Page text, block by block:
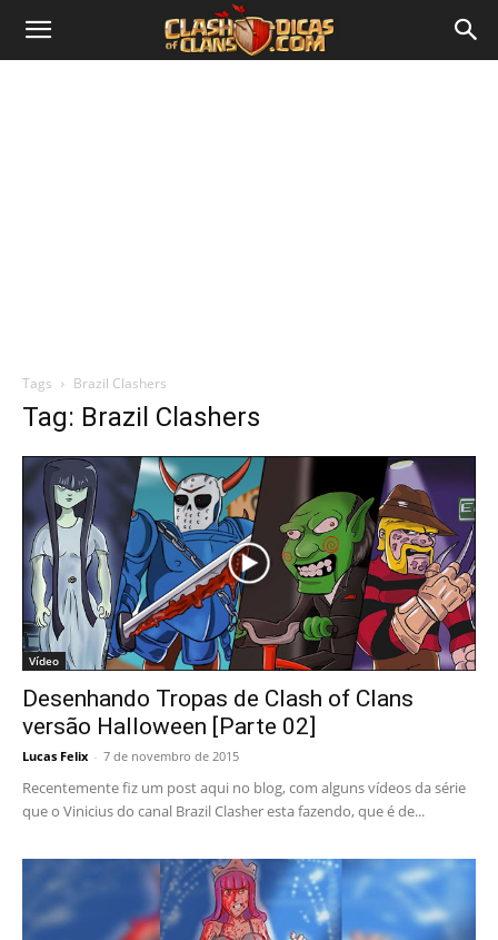
Tags Brazil Clashers
Tag: Brazil Clashers
Vídeo
Desenhando Tropas de Clash of Clans
versão Halloween [Parte 02]
Lucas Felix - 7 de novembro de 2015
Recentemente fiz um post aqui no blog, com alguns vídeos da série
que o Vinicius do canal Brazil Clasher esta fazendo, que é de...